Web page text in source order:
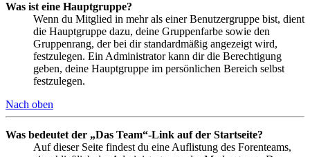
Was ist eine Hauptgruppe?
Wenn du Mitglied in mehr als einer Benutzergruppe bist, dient
die Hauptgruppe dazu, deine Gruppenfarbe sowie den
Gruppenrang, der bei dir standardmäßig angezeigt wird,
festzulegen. Ein Administrator kann dir die Berechtigung
geben, deine Hauptgruppe im persönlichen Bereich selbst
festzulegen.
Nach oben
Was bedeutet der „Das Team“-Link auf der Startseite?
Auf dieser Seite findest du eine Auflistung des Forenteams,